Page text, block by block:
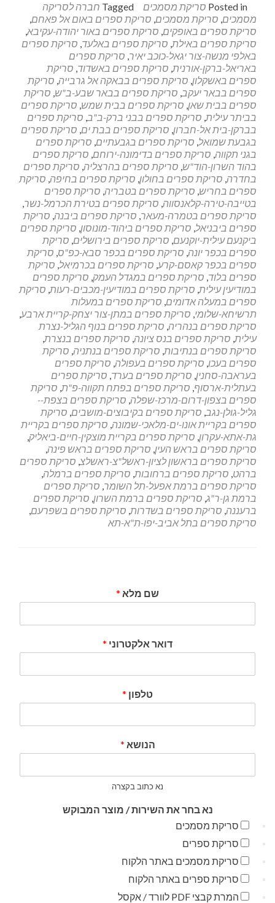
about
"משרד
ללא
נייר"
במשרדי
עורכי
הדין
Posted in סריקת מסמכים Tagged חברה לסריקה
מסמכים, סריקת מסמכים, סריקת ספרים באום אל פאחם,
סריקת ספרים באופקים, סריקת ספרים באור יהודה-עקיבא,
סריקת ספרים באילת, סריקת ספרים באלעד, סריקת ספרים
באלפי מנשה-צור יגאל-כוכב יאיר, סריקת ספרים
באריאל-ברקן-אורנית, סריקת ספרים באשדוד, סריקת
ספרים באשקלון, סריקת ספרים בבאקה אל גרבייה, סריקת
ספרים בבאר יעקב, סריקת ספרים בבאר שבע-ב"ש, סריקת
ספרים בבית שאן, סריקת ספרים בבית שמש, סריקת ספרים
בביתר עילית, סריקת ספרים בבני ברק-ב"ב, סריקת ספרים
בברקן-בית אל-חברון, סריקת ספרים בבת ים, סריקת ספרים
בגבעת שמואל, סריקת ספרים בגבעתיים, סריקת ספרים
בגני תקווה, סריקת ספרים בדימונה-ירוחם, סריקת ספרים
בהוד השרון-הוד"ש, סריקת ספרים בהרצליה, סריקת ספרים
בחדרה, סריקת ספרים בחולון, סריקת ספרים בחיפה, סריקת
ספרים בחריש, סריקת ספרים בטבריה, סריקת ספרים
בטייבה-טירה-קלאנסווה, סריקת ספרים בטירת הכרמל-נשר,
סריקת ספרים בטמרה-מעאר, סריקת ספרים ביבנה, סריקת
ספרים ביבניאל, סריקת ספרים ביהוד-מונוסון, סריקת ספרים
ביקנעם עילית-יוקנעם, סריקת ספרים בירושלים, סריקת
ספרים בכפר יונה, סריקת ספרים בכפר סבא-כפ"ס, סריקת
ספרים בכפר קאסם-קרע, סריקת ספרים בכרמיאל, סריקת
ספרים בלוד, סריקת ספרים במגדל העמק, סריקת ספרים
במודיעין עילית, סריקת ספרים במודיעין-מכבים-רעות, סריקת
ספרים במעלה אדומים, סריקת ספרים במעלות
תרשיחא-שלומי, סריקת ספרים במתן-צור יצחק-קריית ארבע,
סריקת ספרים בנהריה, סריקת ספרים בנוף הגליל-נצרת
עילית, סריקת ספרים בנס ציונה, סריקת ספרים בנצרת,
סריקת ספרים בנתיבות, סריקת ספרים בנתניה, סריקת
ספרים בעכו, סריקת ספרים בעפולה, סריקת ספרים
בעראבה-סחנין, סריקת ספרים בערד, סריקת ספרים
בעתלית-ארסוף, סריקת ספרים בפתח תקווה-פ"ת, סריקת
ספרים בצפון-דרום-מרכז-שפלה, סריקת ספרים בצפת--
גליל-גולן-נגב, סריקת ספרים בקיבוצים-מושבים, סריקת
ספרים בקריית אונו-ים-מלאכי-שמונה, סריקת ספרים בקריית
גת-אתא-עקרון, סריקת ספרים בקריית מוצקין-חיים-ביאליק,
סריקת ספרים בראש העין, סריקת ספרים בראש פינה,
סריקת ספרים בראשון לציון-ראשל"צ-ראשלצ, סריקת ספרים
ברהט, סריקת ספרים ברחובות, סריקת ספרים ברמלה,
סריקת ספרים ברמת אפעל-תל השומר, סריקת ספרים
ברמת גן-ר"ג, סריקת ספרים ברמת השרון, סריקת ספרים
ברעננה, סריקת ספרים בשדרות, סריקת ספרים בשפרעם,
סריקת ספרים בתל אביב-יפו-ת"א-תא
שם מלא *
דואר אלקטרוני *
טלפון *
הנושא *
נא כתוב בקצרה
נא בחר את השירות / מוצר המבוקש
סריקת מסמכים
סריקת ספרים
סריקת מסמכים באתר הלקוח
סריקת ספרים באתר הלקוח
המרת קבצי PDF לוורד / אקסל